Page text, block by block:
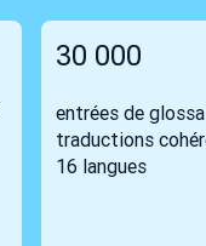
30 000
entrées de
traductions
16 langues